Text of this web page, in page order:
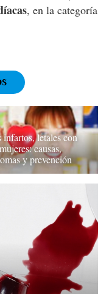
, en la categoría
infartos, letales con
causas,
y prevención